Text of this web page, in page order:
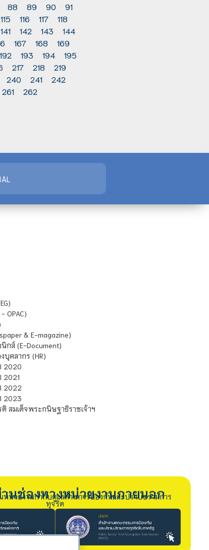
88 89 90
91
115 116 117
118
141 142 143
144
167 168
169
192 193 194
195
217 218
219
240 241
242
261 262
OPAC)
& E-magazine)
กส์ (E-Document)
บุคลากร (HR)
2020
2021
2022
2023
สมเด็จพระกนิษฐาธิราชเจ้าฯ
านช่องทางหน่วยงานภายนอก
หน่วยงานกำกับดูแลด้านการป้องกันและปราบปรามการ
ทุจริต